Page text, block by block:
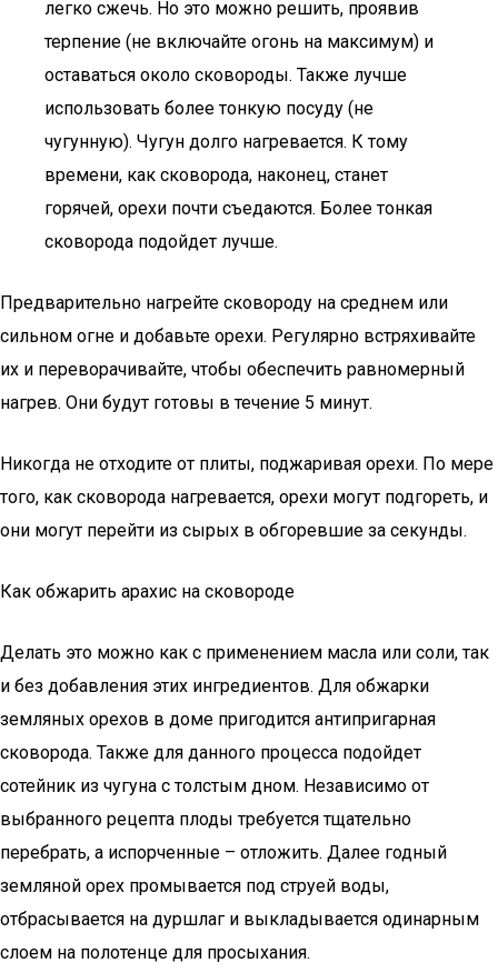
легко сжечь. Но это можно решить, проявив
терпение (не включайте огонь на максимум) и
оставаться около сковороды. Также лучше
использовать более тонкую посуду (не
чугунную). Чугун долго нагревается. К тому
времени, как сковорода, наконец, станет
горячей, орехи почти съедаются. Более тонкая
сковорода подойдет лучше.
Предварительно нагрейте сковороду на среднем или
сильном огне и добавьте орехи. Регулярно встряхивайте
их и переворачивайте, чтобы обеспечить равномерный
нагрев. Они будут готовы в течение 5 минут.
Никогда не отходите от плиты, поджаривая орехи. По мере
того, как сковорода нагревается, орехи могут подгореть, и
они могут перейти из сырых в обгоревшие за секунды.
Как обжарить арахис на сковороде
Делать это можно как с применением масла или соли, так
и без добавления этих ингредиентов. Для обжарки
земляных орехов в доме пригодится антипригарная
сковорода. Также для данного процесса подойдет
сотейник из чугуна с толстым дном. Независимо от
выбранного рецепта плоды требуется тщательно
перебрать, а испорченные – отложить. Далее годный
земляной орех промывается под струей воды,
отбрасывается на дуршлаг и выкладывается одинарным
слоем на полотенце для просыхания.